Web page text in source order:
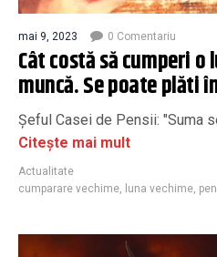
mai 9, 2023 0 Comentariu
Cât costă să cumperi o
muncă. Se poate plăti
Şeful Casei de Pensii: "Suma
Citește mai mult
Actualitate
cumparare vechime, luna vechime,